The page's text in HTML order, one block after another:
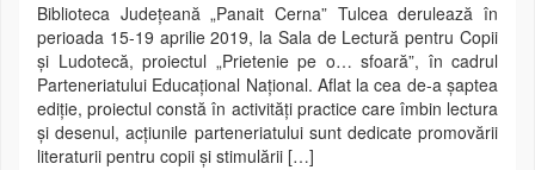
Biblioteca Județeană „Panait Cerna” Tulcea derulează în
perioada 15-19 aprilie 2019, la Sala de Lectură pentru Copii
și Ludotecă, proiectul „Prietenie pe o… sfoară”, în cadrul
Parteneriatului Educațional Național. Aflat la cea de-a șaptea
ediție, proiectul constă în activități practice care îmbin lectura
și desenul, acțiunile parteneriatului sunt dedicate promovării
literaturii pentru copii şi stimulării […]